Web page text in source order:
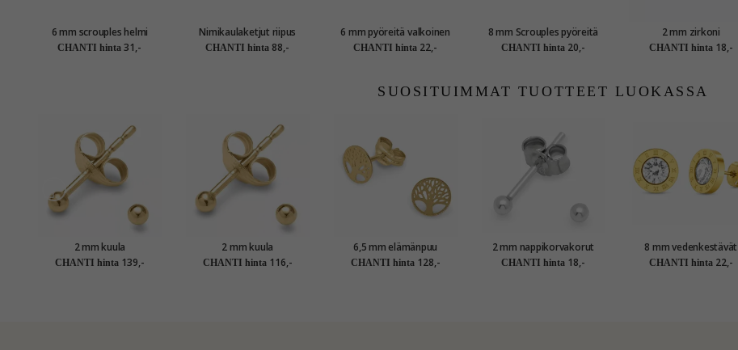
6 mm scrouples helmi
korvarenkaat hopea
CHANTI hinta 31,-
Nimikaulaketjut riipus
hopeaa - My Letter
CHANTI hinta 88,-
6 mm pyöreitä valkoinen
helmi nappikorvakorut
CHANTI hinta 22,-
8 mm Scrouples pyöreitä
helmi korvarenkaat hopea
CHANTI hinta 20,-
2 mm zirkoni
nappikorvakorut hopea
CHANTI hinta 18,-
SUOSITUIMMAT TUOTTEET LUOKASSA
2 mm kuula
nappikorvakorut 14
CHANTI hinta 139,-
2 mm kuula
nappikorvakorut 9 karaatin
CHANTI hinta 116,-
6,5 mm elämänpuu
nappikorvakorut 9 karaatin
CHANTI hinta 128,-
2 mm nappikorvakorut
hopea
CHANTI hinta 18,-
8 mm vedenkestävät
nappikorvakorut kullattu
CHANTI hinta 22,-